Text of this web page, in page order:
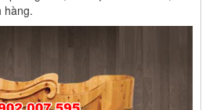
hàng.